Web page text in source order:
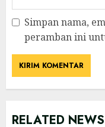
Simpan nama,
peramban ini
RELATED NEWS